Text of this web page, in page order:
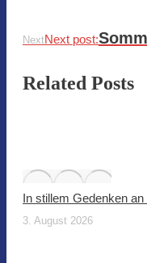
NextNext post:
Related Posts
In stillem Gedenken
3. August 2026